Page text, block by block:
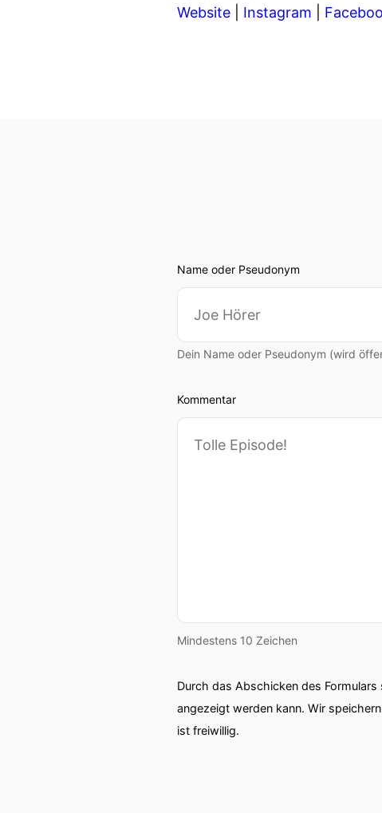
Website
Instagram
Name oder Pseudonym
Dein Name oder Pseudonym (wird
Kommentar
Mindestens 10 Zeichen
Durch das Abschicken des
angezeigt werden kann. Wir
ist freiwillig.